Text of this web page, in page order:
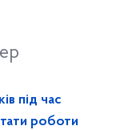
під час
роботи